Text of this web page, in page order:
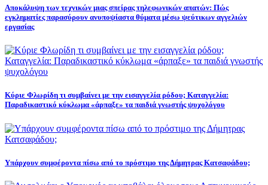
Αποκάλυψη των τεχνικών μιας σπείρας τηλεφωνικών απατών: Πώς
εγκληματίες παρασύρουν ανυποψίαστα θύματα μέσω ψεύτικων αγγελιών
εργασίας
Κύριε Φλωρίδη τι συμβαίνει με την εισαγγελία ρόδου; Καταγγελία:
Παραδικαστικό κύκλωμα «άρπαξε» τα παιδιά γνωστής ψυχολόγου
Υπάρχουν συμφέροντα πίσω από το πρόστιμο της Δήμητρας Κατσαφάδου;